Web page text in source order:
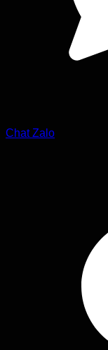
Chat Zalo